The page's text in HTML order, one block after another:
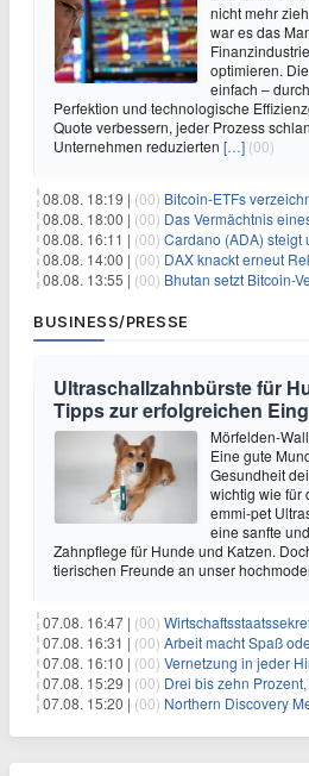
nicht mehr
war es das
optimieren.
einfach –
Perfektion und technologische
Quote verbessern, jeder Prozess
Unternehmen reduzierten […] (00)
08.08. 18:19 | (00) Bitcoin-ETFs verzeichnen
08.08. 18:00 | (00) Das Vermächtnis eines Bankiers: Wie
08.08. 16:11 | (00) Cardano (ADA) steigt um 18% in
08.08. 14:00 | (00) DAX knackt erneut Rekordmarke
08.08. 13:55 | (00) Bhutan setzt Bitcoin-
BUSINESS/PRESSE
Ultraschallzahnbürste für
Tipps zur erfolgreichen
Mörfelden-
Eine gute
Gesundheit
wichtig wie für
emmi-pet
eine sanfte
Zahnpflege für Hunde und Katzen.
tierischen Freunde an unser
07.08. 16:47 | (00) Wirtschaftsstaatssekretär Thomas
07.08. 16:31 | (00) Arbeit macht Spaß
07.08. 16:10 | (00) Vernetzung in jeder Hinsicht
07.08. 15:29 | (00) Drei bis zehn Prozent, so viel
07.08. 15:20 | (00) Northern Discovery Metals gibt die